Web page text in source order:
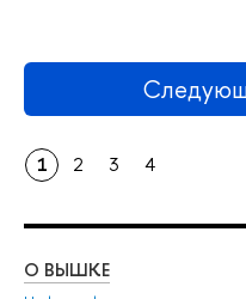
1 2 3 4
О ВЫШКЕ